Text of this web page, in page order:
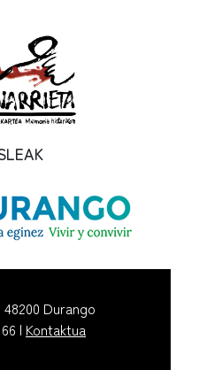
Durango
| Kontaktua